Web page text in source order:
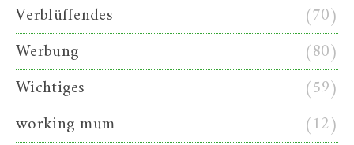
Verblüffendes
(70)
Werbung
(80)
Wichtiges
(59)
working mum
(12)